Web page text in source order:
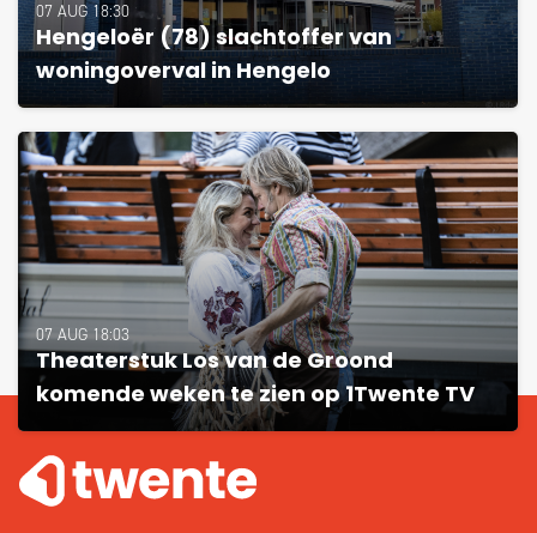
07 AUG 18:30
Hengeloër (78) slachtoffer van
woningoverval in Hengelo
07 AUG 18:03
Theaterstuk Los van de Groond
komende weken te zien op 1Twente TV